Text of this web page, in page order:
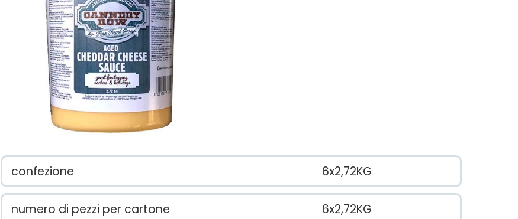
confezione 6x2,72KG
numero di pezzi per cartone 6x2,72KG